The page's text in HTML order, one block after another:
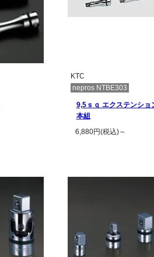
KTC
nepros NTBE303
9,5ｓｑ エクステンショ
本組
6,880円(税込)～